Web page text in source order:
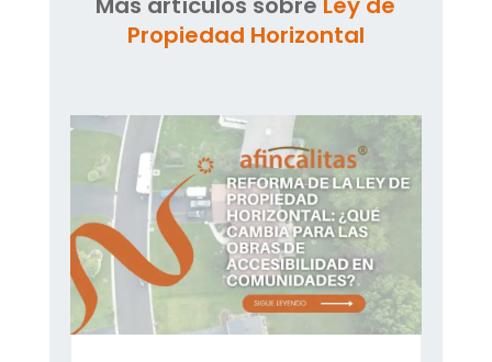
Propiedad Horizontal